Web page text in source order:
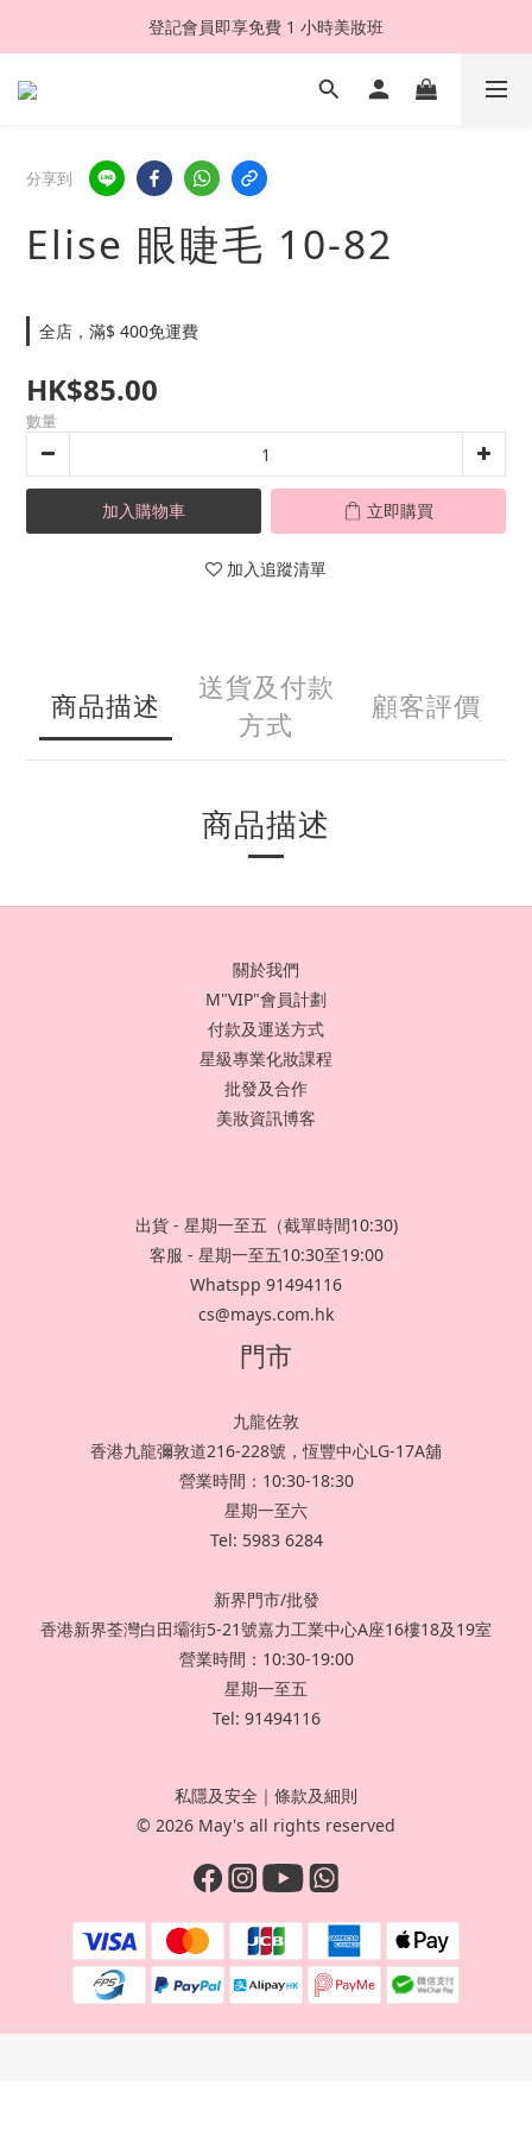
登記會員即享免費 1 小時美妝班
分享到
Elise 眼睫毛 10-82
全店，滿$ 400免運費
HK$85.00
數量
加入購物車 立即購買
加入追蹤清單
商品描述
送貨及付款
方式
顧客評價
商品描述
關於我們
M"VIP"會員計劃
付款及運送方式
星級專業化妝課程
批發及合作
美妝資訊博客
出貨 - 星期一至五（截單時間10:30)
客服 - 星期一至五10:30至19:00
Whatspp 91494116
cs@mays.com.hk
門市
九龍佐敦
香港九龍彌敦道216-228號，恆豐中心LG-17A舖
營業時間：10:30-18:30
星期一至六
Tel: 5983 6284
新界門市/批發
香港新界荃灣白田壩街5-21號嘉力工業中心A座16樓18及19室
營業時間：10:30-19:00
星期一至五
Tel: 91494116
私隱及安全 ｜ 條款及細則
© 2026 May's all rights reserved